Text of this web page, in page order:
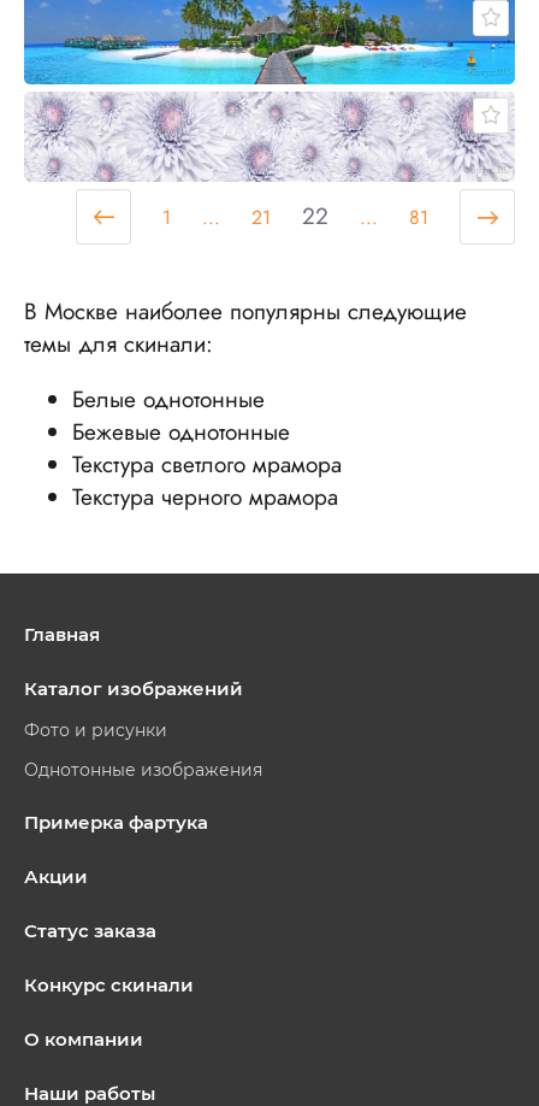
1 ... 21 22 ... 81
В Москве наиболее популярны следующие
темы для скинали:
Белые однотонные
Бежевые однотонные
Текстура светлого мрамора
Текстура черного мрамора
Главная
Каталог изображений
Фото и рисунки
Однотонные изображения
Примерка фартука
Акции
Статус заказа
Конкурс скинали
О компании
Наши работы